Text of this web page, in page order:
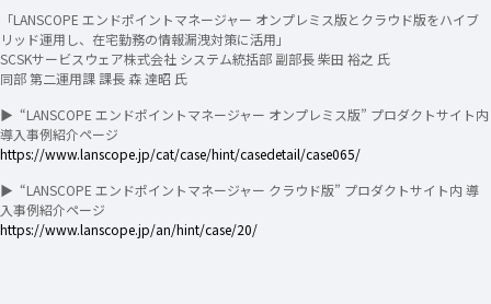
「LANSCOPE エンドポイントマネージャー オンプレミス版とクラウド版をハイブ
リッド運用し、在宅勤務の情報漏洩対策に活用」
SCSKサービスウェア株式会社 システム統括部 副部長 柴田 裕之 氏
同部 第二運用課 課長 森 達昭 氏
▶ “LANSCOPE エンドポイントマネージャー オンプレミス版” プロダクトサイト内
導入事例紹介ページ
https://www.lanscope.jp/cat/case/hint/casedetail/case065/
▶ “LANSCOPE エンドポイントマネージャー クラウド版” プロダクトサイト内 導
入事例紹介ページ
https://www.lanscope.jp/an/hint/case/20/